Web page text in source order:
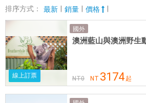
，
券
即
排序方式：
最新 銷量 價格
線上訂票
國外
澳洲藍山與澳洲野生
NT0 NT 3174 起